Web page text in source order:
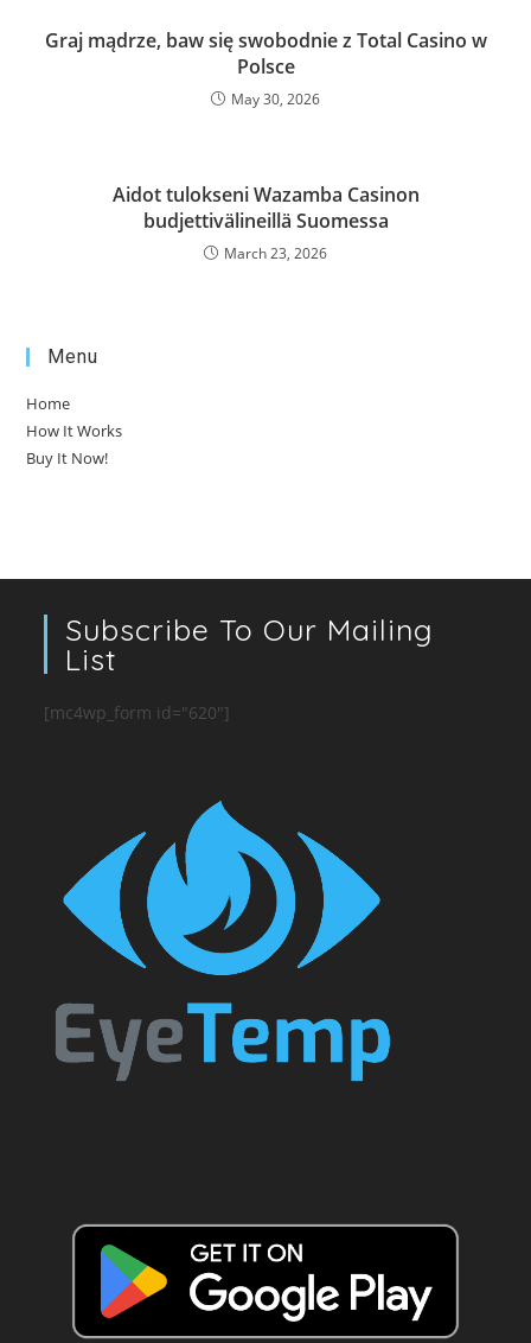
Graj mądrze, baw się swobodnie z Total Casino w
Polsce
May 30, 2026
Aidot tulokseni Wazamba Casinon
budjettivälineillä Suomessa
March 23, 2026
Menu
Home
How It Works
Buy It Now!
Subscribe To Our Mailing
List
[mc4wp_form id="620"]